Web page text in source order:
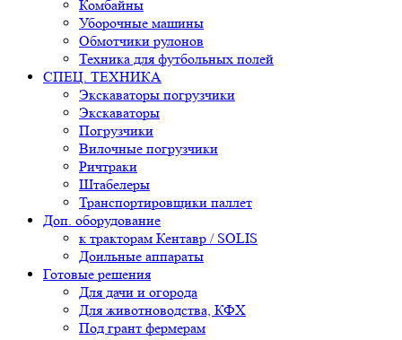
Комбайны
Уборочные машины
Обмотчики рулонов
Техника для футбольных полей
СПЕЦ. ТЕХНИКА
Экскаваторы погрузчики
Экскаваторы
Погрузчики
Вилочные погрузчики
Ричтраки
Штабелеры
Транспортировщики паллет
Доп. оборудование
к тракторам Кентавр / SOLIS
Доильные аппараты
Готовые решения
Для дачи и огорода
Для животноводства, КФХ
Под грант фермерам